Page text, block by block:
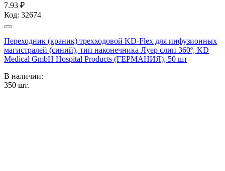
7.93 ₽
Код: 32674
Переходник (краник) трехходовой KD-Flex для инфузионных
магистралей (синий), тип наконечника Луер слип 360º, KD
Medical GmbH Hospital Products (ГЕРМАНИЯ), 50 шт
В наличии:
350 шт.